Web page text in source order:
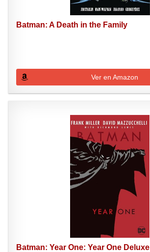
Batman: A Death in the Family
Ver en Amazon
Batman: Year One: Year One Deluxe